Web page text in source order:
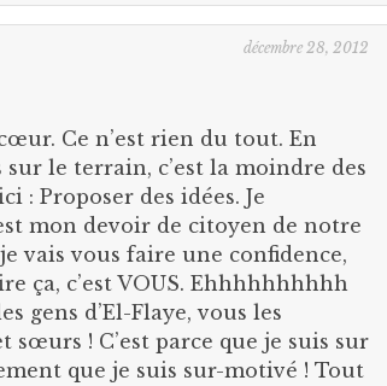
décembre 28, 2012
Ce n’est rien du tout. En
le terrain, c’est la moindre des
: Proposer des idées. Je
mon devoir de citoyen de notre
vais vous faire une confidence,
ça, c’est VOUS. Ehhhhhhhhhh
gens d’El-Flaye, vous les
sœurs ! C’est parce que je suis sur
que je suis sur-motivé ! Tout